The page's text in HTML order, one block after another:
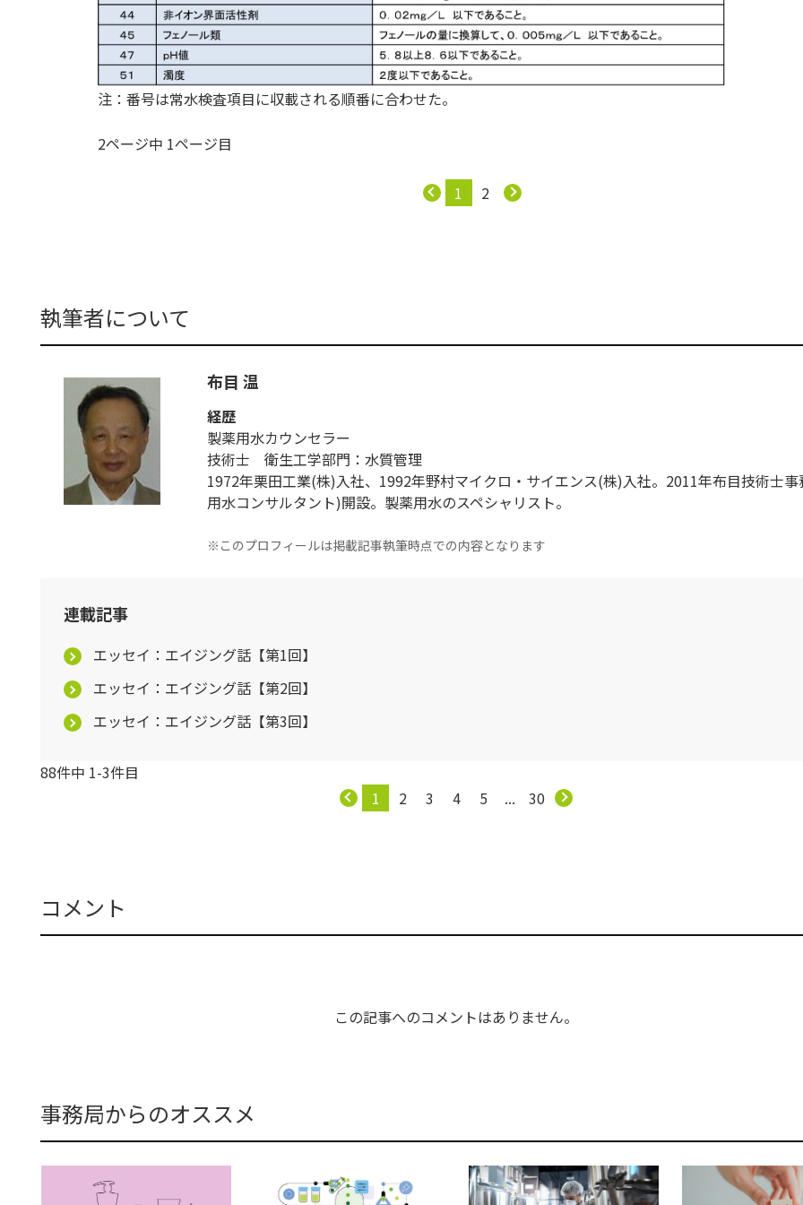
注：番号は常水検査項目に収載される順番に合わせた。
2ページ中 1ページ目
1 2
執筆者について
布目 温
経歴
製薬用水カウンセラー
技術士 衛生工学部門：水質管理
1972年栗田工業(株)入社、1992年野村マイクロ・サイエンス(株)入社。2011年布目技術士事
用水コンサルタント)開設。製薬用水のスペシャリスト。
※このプロフィールは掲載記事執筆時点での内容となります
連載記事
エッセイ：エイジング話【第1回】
エッセイ：エイジング話【第2回】
エッセイ：エイジング話【第3回】
88件中 1-3件目
1
2 3 4 5 ... 30
コメント
この記事へのコメントはありません。
事務局からのオススメ